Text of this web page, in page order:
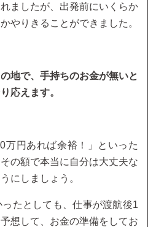
ましたが、出発前にいくらか
やりきることができました。
地で、手持ちのお金が無いと
応えます。
万円あれば余裕！」といった
の額で本当に自分は大丈夫な
にしましょう。
たとしても、仕事が渡航後1
想して、お金の準備をしてお